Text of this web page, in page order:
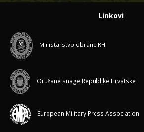
Linkovi
Ministarstvo obrane RH
Oružane snage Republike Hrvatske
European Military Press Association